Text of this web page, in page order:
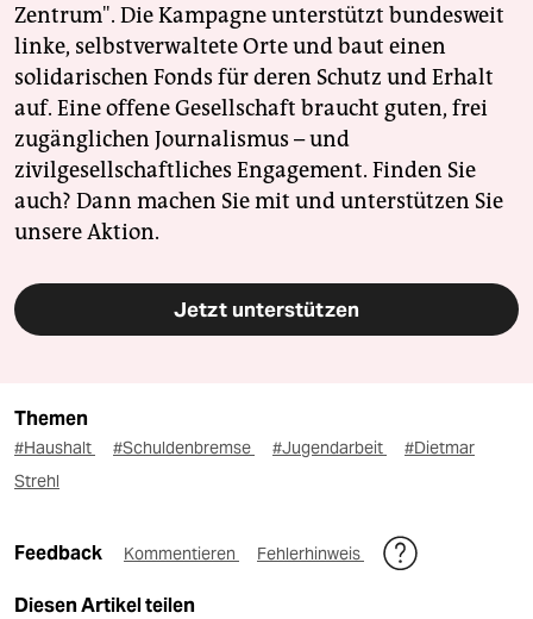
Zentrum". Die Kampagne unterstützt bundesweit
linke, selbstverwaltete Orte und baut einen
solidarischen Fonds für deren Schutz und Erhalt
auf. Eine offene Gesellschaft braucht guten, frei
zugänglichen Journalismus – und
zivilgesellschaftliches Engagement. Finden Sie
auch? Dann machen Sie mit und unterstützen Sie
unsere Aktion.
Jetzt unterstützen
Themen
#Haushalt #Schuldenbremse #Jugendarbeit
#Dietmar
Strehl
Feedback Kommentieren Fehlerhinweis
Diesen Artikel teilen